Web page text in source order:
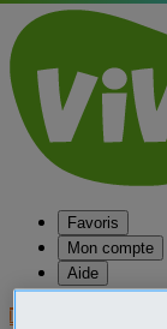
Favoris
Mon compte
Aide
Publier une annonce